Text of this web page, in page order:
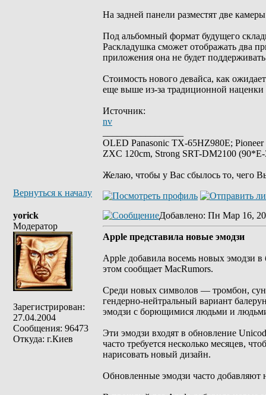
На задней панели разместят две
Под альбомный формат будущего
Раскладушка сможет отображать два
приложения она не будет
Стоимость нового девайса, как
еще выше из-за традиционной
Источник:
nv
OLED Panasonic TX-65HZ980E;
ZXC 120cm, Strong SRT-DM2100
Желаю, чтобы у Вас сбылось то, чего
Вернуться к началу
yorick
Модератор
Зарегистрирован:
27.04.2004
Сообщения: 96473
Откуда: г.Киев
Добавлено: Пн Мар 16,
Apple представила новые эмодзи
Apple добавила восемь новых эмодзи в
этом сообщает MacRumors.
Среди новых символов ― тромбон,
гендерно-нейтральный вариант
эмодзи с борющимися людьми и
Эти эмодзи входят в обновление
часто требуется несколько месяцев,
нарисовать новый дизайн.
Обновленные эмодзи часто